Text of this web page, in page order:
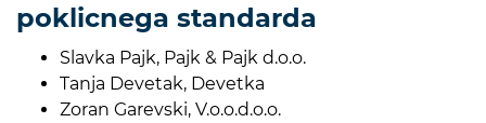
poklicnega standarda
Slavka Pajk, Pajk & Pajk d.o.o.
Tanja Devetak, Devetka
Zoran Garevski, V.o.o.d.o.o.